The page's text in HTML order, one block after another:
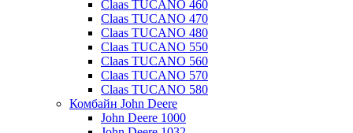
Claas TUCANO 460
Claas TUCANO 470
Claas TUCANO 480
Claas TUCANO 550
Claas TUCANO 560
Claas TUCANO 570
Claas TUCANO 580
Комбайн John Deere
John Deere 1000